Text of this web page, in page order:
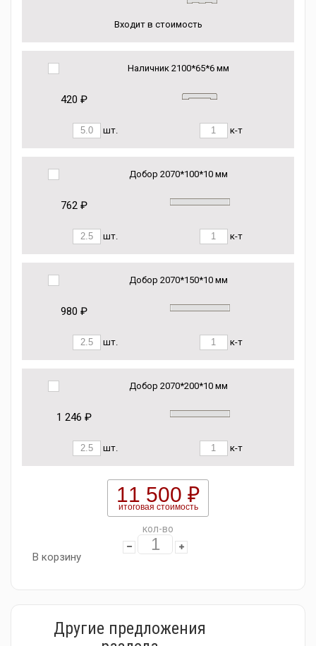
Входит в стоимость
Наличник 2100*65*6 мм
420 ₽
шт. к-т
Добор 2070*100*10 мм
762 ₽
шт. к-т
Добор 2070*150*10 мм
980 ₽
шт. к-т
Добор 2070*200*10 мм
1 246 ₽
шт. к-т
11 500 ₽
итоговая стоимость
кол-во
В корзину
Другие предложения